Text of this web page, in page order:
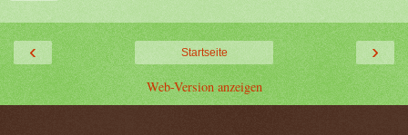
‹ ›
Startseite
Web-Version anzeigen